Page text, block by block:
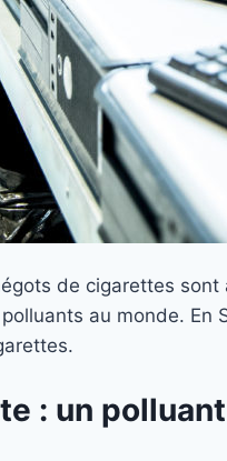
de cigarettes
au monde.
: un